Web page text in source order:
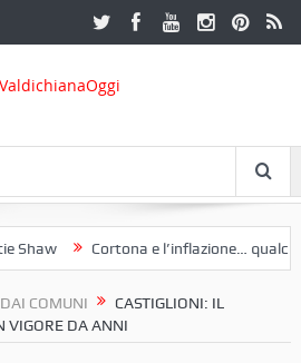
Cortona e l’inflazione… qualche
DAI COMUNI
CASTIGLIONI: IL
VIGORE DA ANNI